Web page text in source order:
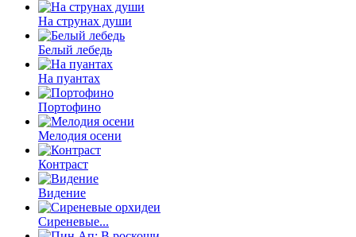
На струнах души
Белый лебедь
На пуантах
Портофино
Мелодия осени
Контраст
Видение
Сиреневые...